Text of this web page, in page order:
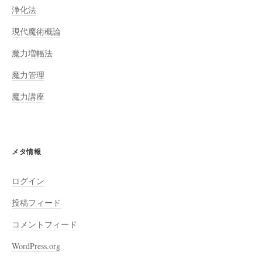
浄化法
現代魔術概論
魔力増幅法
魔力管理
魔力講座
メタ情報
ログイン
投稿フィード
コメントフィード
WordPress.org